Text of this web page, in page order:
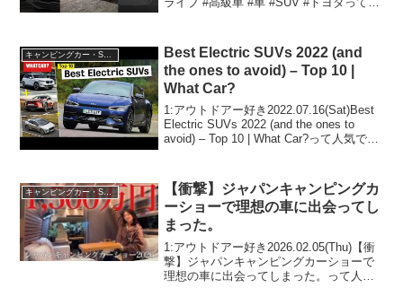
画は注...
キャンピングカー・SUV人気車種
Best Electric SUVs 2022 (and
the ones to avoid) – Top 10 |
What Car?
1:アウトドアー好き2022.07.16(Sat)Best
Electric SUVs 2022 (and the ones to
avoid) – Top 10 | What Car?って人気で話
【衝撃】ジャパンキャンピングカ
ーショーで理想の車に出会ってし
まった。
1:アウトドアー好き2026.02.05(Thu)【衝
撃】ジャパンキャンピングカーショーで
理想の車に出会ってしまった。って人気